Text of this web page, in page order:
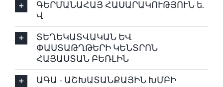
ԳԵՐՄԱՆԱՀԱՅ ՀԱՍԱՐԱԿՈՒԹՅՈՒՆ ե.
Վ
ՏԵՂԵԿԱՏՎԱԿԱՆ ԵՎ
ՓԱՍՏԱԹՂԹԵՐԻ ԿԵՆՏՐՈՆ
ՀԱՅԱՍՏԱՆ ԲԵՌԼԻՆ
ԱԳԱ - ԱՇԽԱՏԱՆՔԱՅԻՆ ԽՄԲԻ